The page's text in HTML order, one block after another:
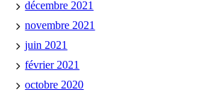
décembre 2021
novembre 2021
juin 2021
février 2021
octobre 2020